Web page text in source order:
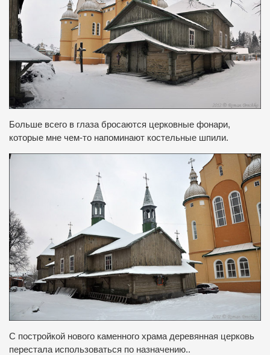
Больше всего в глаза бросаются церковные фонари,
которые мне чем-то напоминают костельные шпили.
С постройкой нового каменного храма деревянная церковь
перестала использоваться по назначению..